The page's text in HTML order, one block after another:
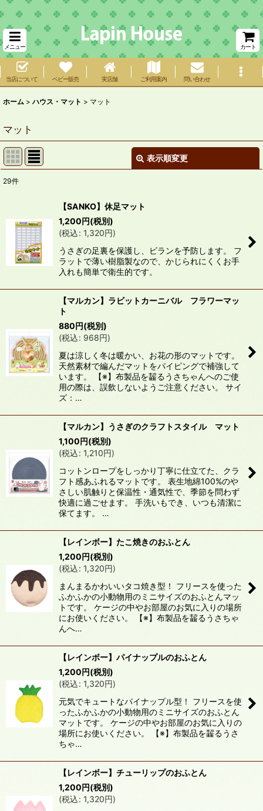
メニュー カート
当店について ベビー販売 実店舗 ご利用案内 問い合わせ
ホーム > ハウス・マット > マット
マット
表示順変更
在庫あり
並び順:
絞り込む
29件
【SANKO】休足マット
1,200円(税別)
(税込: 1,320円)
うさぎの足裏を保護し、ビランを予防します。 フ
ラットで薄い樹脂製なので、かじられにくくお手
入れも簡単で衛生的です。
【マルカン】ラビットカーニバル フラワーマッ
ト
880円(税別)
(税込: 968円)
夏は涼しく冬は暖かい、お花の形のマットです。
天然素材で編んだマットをパイピングで補強して
います。 【※】布製品を齧るうさちゃんへのご使
用の際は、誤飲しないようご注意ください。 サイ
ズ：…
【マルカン】うさぎのクラフトスタイル マット
1,100円(税別)
(税込: 1,210円)
コットンロープをしっかり丁寧に仕立てた、クラ
フト感あふれるマットです。 表生地綿100%のや
さしい肌触りと保温性・通気性で、季節を問わず
快適に過ごせます。 手洗いもでき、いつも清潔に
保てます。 …
【レインボー】たこ焼きのおふとん
1,200円(税別)
(税込: 1,320円)
まんまるかわいいタコ焼き型！ フリースを使った
ふかふかの小動物用のミニサイズのおふとんマッ
トです。 ケージの中やお部屋のお気に入りの場所
にお使いください。 【※】布製品を齧るうさちゃ
んへ…
【レインボー】パイナップルのおふとん
1,200円(税別)
(税込: 1,320円)
元気でキュートなパイナップル型！ フリースを使
ったふかふかの小動物用のミニサイズのおふとん
マットです。 ケージの中やお部屋のお気に入りの
場所にお使いください。 【※】布製品を齧るうさ
ちゃ…
【レインボー】チューリップのおふとん
1,200円(税別)
(税込: 1,320円)